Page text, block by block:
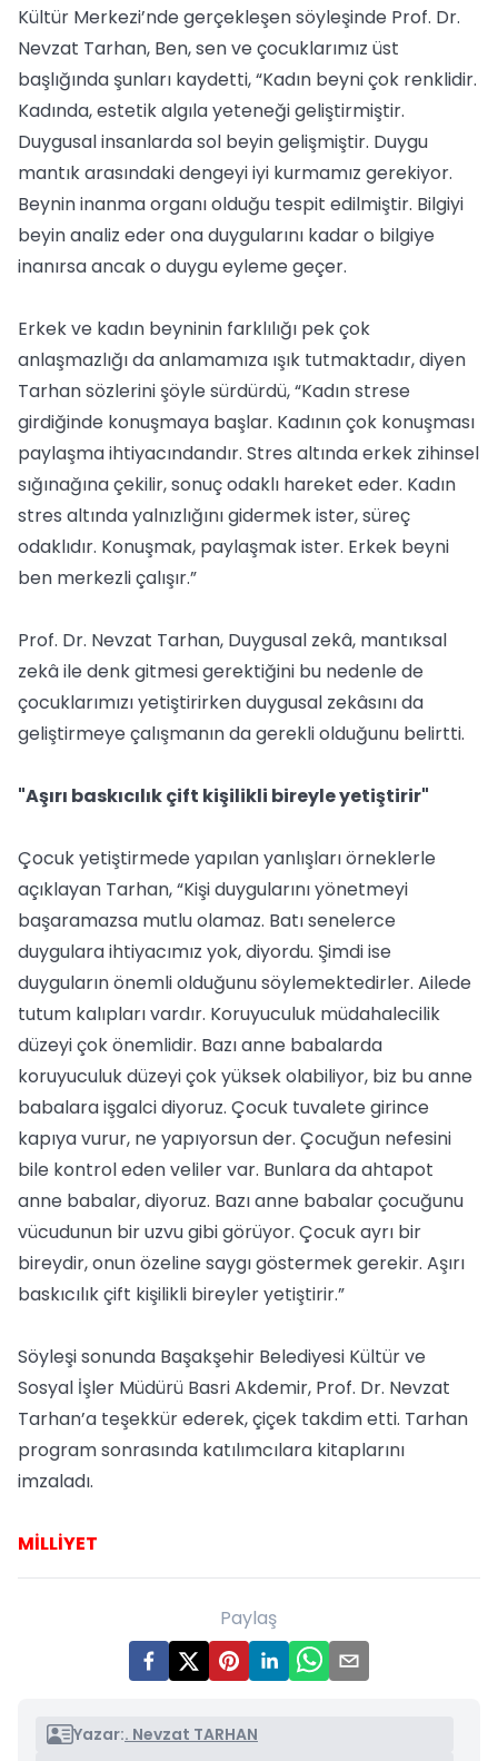
Kültür Merkezi’nde gerçekleşen söyleşinde Prof. Dr.
Nevzat Tarhan, Ben, sen ve çocuklarımız üst
başlığında şunları kaydetti, “Kadın beyni çok renklidir.
Kadında, estetik algıla yeteneği geliştirmiştir.
Duygusal insanlarda sol beyin gelişmiştir. Duygu
mantık arasındaki dengeyi iyi kurmamız gerekiyor.
Beynin inanma organı olduğu tespit edilmiştir. Bilgiyi
beyin analiz eder ona duygularını kadar o bilgiye
inanırsa ancak o duygu eyleme geçer.
Erkek ve kadın beyninin farklılığı pek çok
anlaşmazlığı da anlamamıza ışık tutmaktadır, diyen
Tarhan sözlerini şöyle sürdürdü, “Kadın strese
girdiğinde konuşmaya başlar. Kadının çok konuşması
paylaşma ihtiyacındandır. Stres altında erkek zihinsel
sığınağına çekilir, sonuç odaklı hareket eder. Kadın
stres altında yalnızlığını gidermek ister, süreç
odaklıdır. Konuşmak, paylaşmak ister. Erkek beyni
ben merkezli çalışır.”
Prof. Dr. Nevzat Tarhan, Duygusal zekâ, mantıksal
zekâ ile denk gitmesi gerektiğini bu nedenle de
çocuklarımızı yetiştirirken duygusal zekâsını da
geliştirmeye çalışmanın da gerekli olduğunu belirtti.
"Aşırı baskıcılık çift kişilikli bireyle yetiştirir"
Çocuk yetiştirmede yapılan yanlışları örneklerle
açıklayan Tarhan, “Kişi duygularını yönetmeyi
başaramazsa mutlu olamaz. Batı senelerce
duygulara ihtiyacımız yok, diyordu. Şimdi ise
duyguların önemli olduğunu söylemektedirler. Ailede
tutum kalıpları vardır. Koruyuculuk müdahalecilik
düzeyi çok önemlidir. Bazı anne babalarda
koruyuculuk düzeyi çok yüksek olabiliyor, biz bu anne
babalara işgalci diyoruz. Çocuk tuvalete girince
kapıya vurur, ne yapıyorsun der. Çocuğun nefesini
bile kontrol eden veliler var. Bunlara da ahtapot
anne babalar, diyoruz. Bazı anne babalar çocuğunu
vücudunun bir uzvu gibi görüyor. Çocuk ayrı bir
bireydir, onun özeline saygı göstermek gerekir. Aşırı
baskıcılık çift kişilikli bireyler yetiştirir.”
Söyleşi sonunda Başakşehir Belediyesi Kültür ve
Sosyal İşler Müdürü Basri Akdemir, Prof. Dr. Nevzat
Tarhan’a teşekkür ederek, çiçek takdim etti. Tarhan
program sonrasında katılımcılara kitaplarını
imzaladı.
MİLLİYET
Paylaş
Yazar:. Nevzat TARHAN